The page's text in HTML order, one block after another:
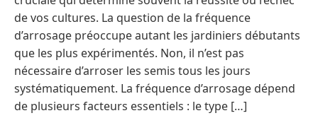
de vos cultures. La question de la fréquence
d’arrosage préoccupe autant les jardiniers débutants
que les plus expérimentés. Non, il n’est pas
nécessaire d’arroser les semis tous les jours
systématiquement. La fréquence d’arrosage dépend
de plusieurs facteurs essentiels : le type […]